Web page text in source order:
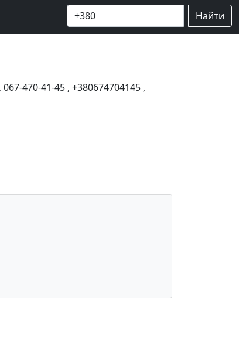
Найти
, 067-470-41-45 , +380674704145 ,